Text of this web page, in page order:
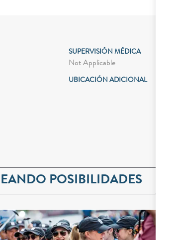
SUPERVISIÓN MÉDICA
Not Applicable
UBICACIÓN ADICIONAL
POSIBILIDADES